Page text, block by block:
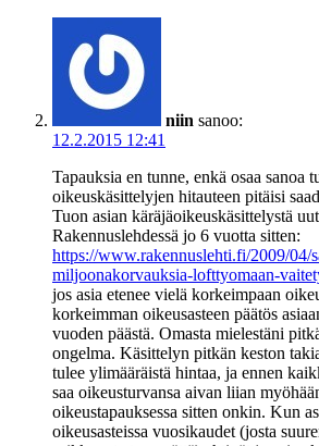
niin sanoo:
12.2.2015 12:41
Tapauksia en tunne, enkä osaa sanoa
oikeuskäsittelyjen hitauteen pitäisi
Tuon asian käräjäoikeuskäsittelystä
Rakennuslehdessä jo 6 vuotta sitten:
https://www.rakennuslehti.fi/2009/04/
miljoonakorvauksia-lofttyomaan-
jos asia etenee vielä korkeimpaan
korkeimman oikeusasteen päätös
vuoden päästä. Omasta mielestäni
ongelma. Käsittelyn pitkän keston
tulee ylimääräistä hintaa, ja ennen
saa oikeusturvansa aivan liian
oikeustapauksessa sitten onkin. Kun
oikeusasteissa vuosikaudet (josta